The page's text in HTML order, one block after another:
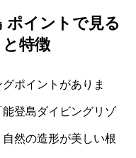
ポイントで見る
特徴
ポイントがありま
登島ダイビングリゾ
然の造形が美しい根